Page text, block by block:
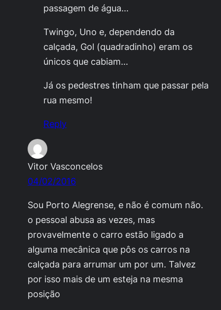
passagem de água…
Twingo, Uno e, dependendo da
calçada, Gol (quadradinho) eram os
únicos que cabiam…
Já os pedestres tinham que passar pela
rua mesmo!
Reply
Vitor Vasconcelos
04/02/2016
Sou Porto Alegrense, e não é comum não.
o pessoal abusa as vezes, mas
provavelmente o carro estão ligado a
alguma mecânica que pôs os carros na
calçada para arrumar um por um. Talvez
por isso mais de um esteja na mesma
posição